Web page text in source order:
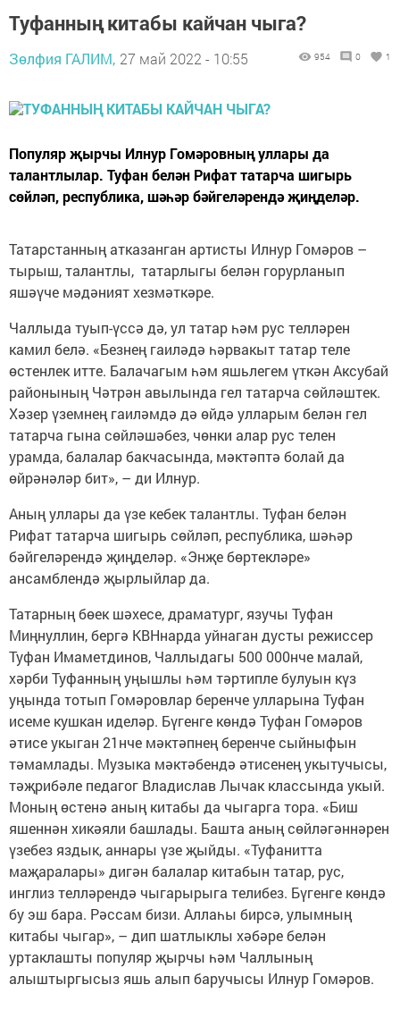
Туфанның китабы кайчан чыга?
Зөлфия ГАЛИМ, 27 май 2022 - 10:55 954 0 1
Популяр җырчы Илнур Гомәровның уллары да
талантлылар. Туфан белән Рифат татарча шигырь
сөйләп, республика, шәһәр бәйгеләрендә җиңделәр.
Татарстанның атказанган артисты Илнур Гомәров –
тырыш, талантлы, татарлыгы белән горурланып
яшәүче мәдәният хезмәткәре.
Чаллыда туып-үссә дә, ул татар һәм рус телләрен
камил белә. «Безнең гаиләдә һәрвакыт татар теле
өстенлек итте. Балачагым һәм яшьлегем үткән Аксубай
районының Чәтрән авылында гел татарча сөйләштек.
Хәзер үземнең гаиләмдә дә өйдә улларым белән гел
татарча гына сөйләшәбез, чөнки алар рус телен
урамда, балалар бакчасында, мәктәптә болай да
өйрәнәләр бит», – ди Илнур.
Аның уллары да үзе кебек талантлы. Туфан белән
Рифат татарча шигырь сөйләп, республика, шәһәр
бәйгеләрендә җиңделәр. «Энҗе бөртекләре»
ансамблендә җырлыйлар да.
Татарның бөек шәхесе, драматург, язучы Туфан
Миңнуллин, бергә КВНнарда уйнаган дусты режиссер
Туфан Имаметдинов, Чаллыдагы 500 000нче малай,
хәрби Туфанның уңышлы һәм тәртипле булуын күз
уңында тотып Гомәровлар беренче улларына Туфан
исеме кушкан иделәр. Бүгенге көндә Туфан Гомәров
әтисе укыган 21нче мәктәпнең беренче сыйныфын
тәмамлады. Музыка мәктәбендә әтисенең укытучысы,
тәҗрибәле педагог Владислав Лычак классында укый.
Моның өстенә аның китабы да чыгарга тора. «Биш
яшеннән хикәяли башлады. Башта аның сөйләгәннәрен
үзебез яздык, аннары үзе җыйды. «Туфанитта
маҗаралары» дигән балалар китабын татар, рус,
инглиз телләрендә чыгарырыга телибез. Бүгенге көндә
бу эш бара. Рәссам бизи. Аллаһы бирсә, улымның
китабы чыгар», – дип шатлыклы хәбәре белән
уртаклашты популяр җырчы һәм Чаллының
алыштыргысыз яшь алып баручысы Илнур Гомәров.